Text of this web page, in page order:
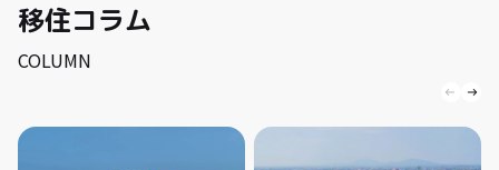
移住コラム
COLUMN